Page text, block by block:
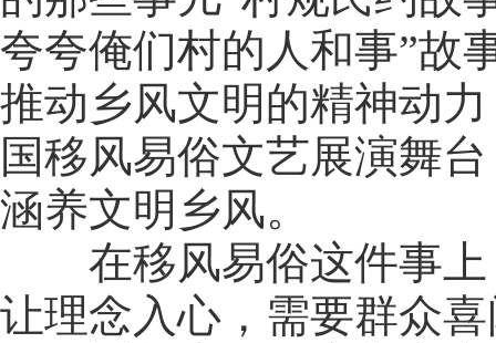
夸夸俺们村的人和事”故
推动乡风文明的精神动
国移风易俗文艺展演舞
涵养文明乡风。
在移风易俗这件事上
让理念入心，需要群众